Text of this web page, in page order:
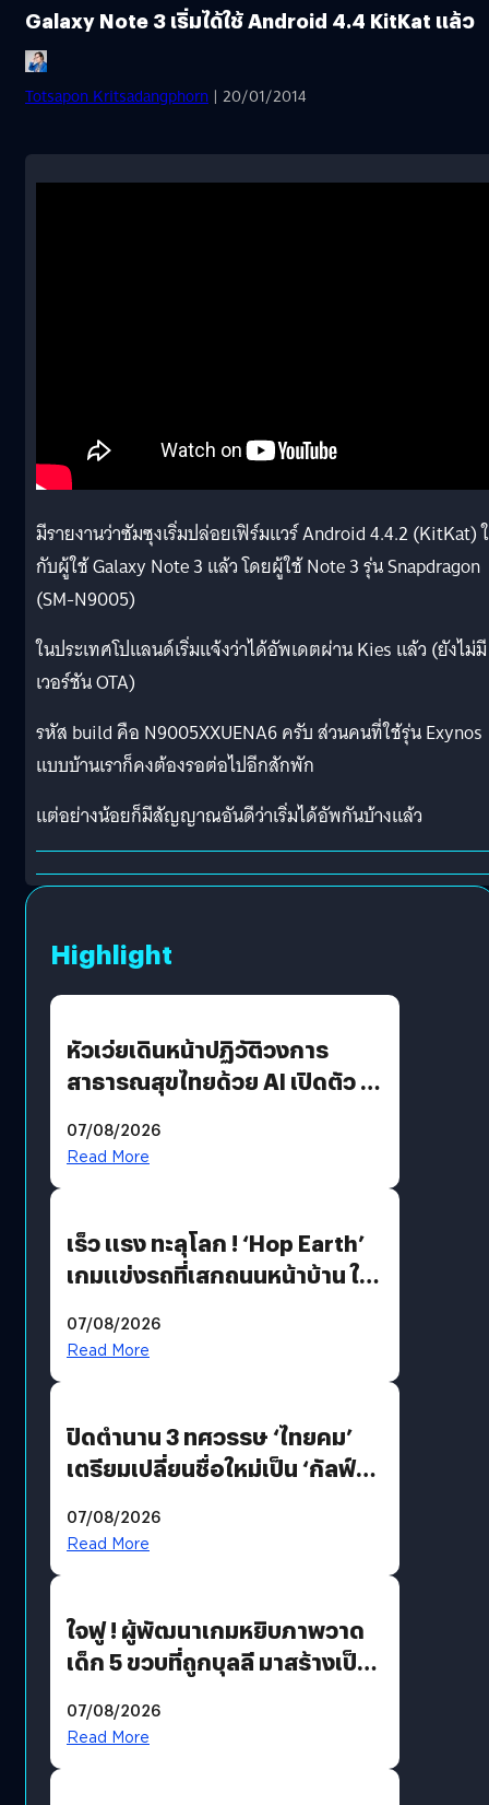
Galaxy Note 3 เริ่มได้ใช้ Android 4.4 KitKat แล้ว
Totsapon Kritsadangphorn | 20/01/2014
มีรายงานว่าซัมซุงเริ่มปล่อยเฟิร์มแวร์ Android 4.4.2 (KitKat)
กับผู้ใช้ Galaxy Note 3 แล้ว โดยผู้ใช้ Note 3 รุ่น Snapdragon
(SM-N9005)
ในประเทศโปแลนด์เริ่มแจ้งว่าได้อัพเดตผ่าน Kies แล้ว (ยังไม่มี
เวอร์ชัน OTA)
รหัส build คือ N9005XXUENA6 ครับ ส่วนคนที่ใช้รุ่น Exynos
แบบบ้านเราก็คงต้องรอต่อไปอีกสักพัก
แต่อย่างน้อยก็มีสัญญาณอันดีว่าเริ่มได้อัพกันบ้างแล้ว
Highlight
หัวเว่ยเดินหน้าปฏิวัติวงการ
สาธารณสุขไทยด้วย AI เปิดตัว 4
AI เพื่อการแพทย์ในประเทศไทย
07/08/2026
Read More
เร็ว แรง ทะลุโลก ! ‘Hop Earth’
เกมแข่งรถที่เสกถนนหน้าบ้าน ให้
07/08/2026
Read More
ปิดตำนาน 3 ทศวรรษ ‘ไทยคม’
เตรียมเปลี่ยนชื่อใหม่เป็น ‘กัลฟ์
อวกาศเต็มสูบ
07/08/2026
Read More
ใจฟู ! ผู้พัฒนาเกมหยิบภาพวาด
เด็ก 5 ขวบที่ถูกบุลลี มาสร้างเป็น
07/08/2026
Read More